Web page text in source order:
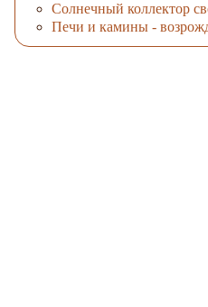
Солнечный коллектор
Печи и камины -